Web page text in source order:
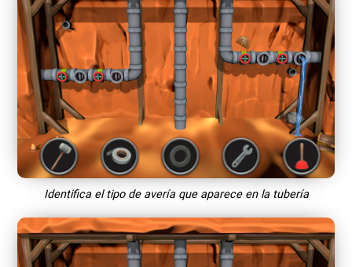
Identifica el tipo de avería que aparece en la tubería